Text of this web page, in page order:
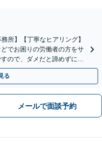
所】【丁寧なヒアリング】
でお困りの労働者の方をサ
ので、ダメだと諦めずに、
しょう。
る
メールで面談予約